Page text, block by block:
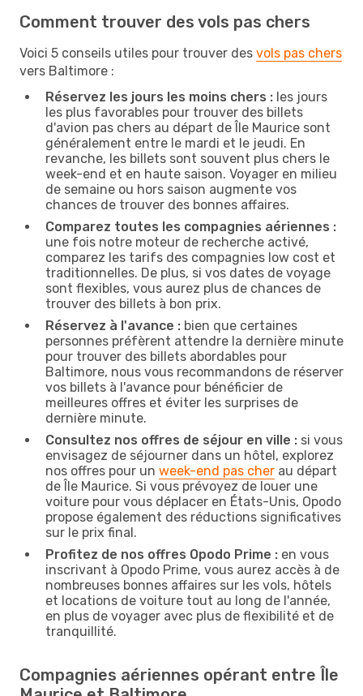
Comment trouver des vols pas chers
Voici 5 conseils utiles pour trouver des vols pas chers
vers Baltimore :
Réservez les jours les moins chers : les jours
les plus favorables pour trouver des billets
d'avion pas chers au départ de Île Maurice sont
généralement entre le mardi et le jeudi. En
revanche, les billets sont souvent plus chers le
week-end et en haute saison. Voyager en milieu
de semaine ou hors saison augmente vos
chances de trouver des bonnes affaires.
Comparez toutes les compagnies aériennes :
une fois notre moteur de recherche activé,
comparez les tarifs des compagnies low cost et
traditionnelles. De plus, si vos dates de voyage
sont flexibles, vous aurez plus de chances de
trouver des billets à bon prix.
Réservez à l'avance : bien que certaines
personnes préfèrent attendre la dernière minute
pour trouver des billets abordables pour
Baltimore, nous vous recommandons de réserver
vos billets à l'avance pour bénéficier de
meilleures offres et éviter les surprises de
dernière minute.
Consultez nos offres de séjour en ville : si vous
envisagez de séjourner dans un hôtel, explorez
nos offres pour un week-end pas cher au départ
de Île Maurice. Si vous prévoyez de louer une
voiture pour vous déplacer en États-Unis, Opodo
propose également des réductions significatives
sur le prix final.
Profitez de nos offres Opodo Prime : en vous
inscrivant à Opodo Prime, vous aurez accès à de
nombreuses bonnes affaires sur les vols, hôtels
et locations de voiture tout au long de l'année,
en plus de voyager avec plus de flexibilité et de
tranquillité.
Compagnies aériennes opérant entre Île